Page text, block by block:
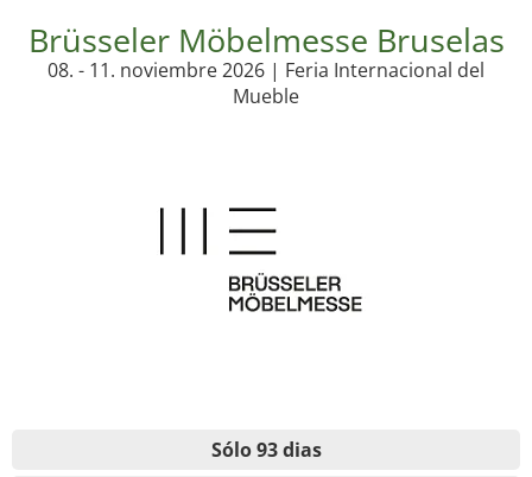
Brüsseler Möbelmesse Bruselas
08. - 11. noviembre 2026 | Feria Internacional del
Mueble
Sólo 93 dias
Sectores de proveedor de servicios